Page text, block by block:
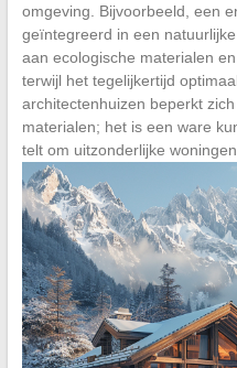
omgeving. Bijvoorbeeld, een
geïntegreerd in een
aan ecologische materialen
terwijl het tegelijkertijd
architectenhuizen beperkt
materialen; het is een ware
telt om uitzonderlijke